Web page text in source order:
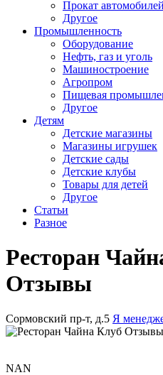
Прокат автомобилей
Другое
Промышленность
Оборудование
Нефть, газ и уголь
Машиностроение
Агропром
Пищевая
Другое
Детям
Детские магазины
Магазины игрушек
Детские сады
Детские клубы
Товары для детей
Другое
Статьи
Разное
Ресторан
Отзывы
Сормовский пр-т, д.5 Я
NAN